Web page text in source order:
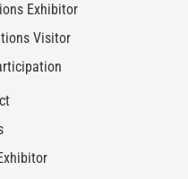
Exhibitor
Visitor